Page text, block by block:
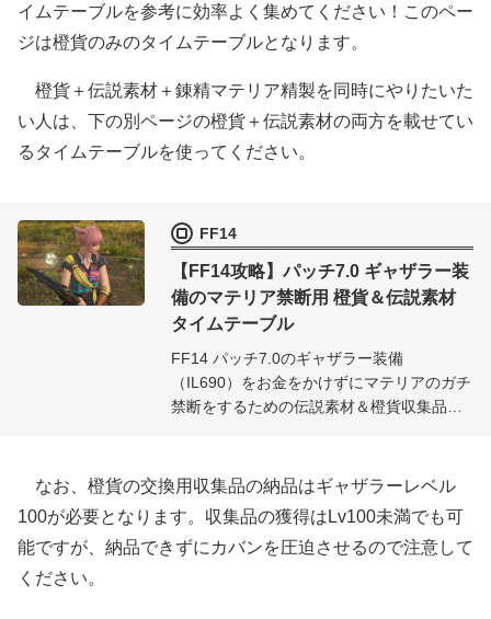
イムテーブルを参考に効率よく集めてください！このペー
ジは橙貨のみのタイムテーブルとなります。
橙貨＋伝説素材＋錬精マテリア精製を同時にやりたいた
い人は、下の別ページの橙貨＋伝説素材の両方を載せてい
るタイムテーブルを使ってください。
FF14
【FF14攻略】パッチ7.0 ギャザラー装
備のマテリア禁断用 橙貨＆伝説素材
タイムテーブル
FF14 パッチ7.0のギャザラー装備
（IL690）をお金をかけずにマテリアのガチ
禁断をするための伝説素材＆橙貨収集品の
リジャ用の橙貨も獲得できるので、気合さ
す。
なお、橙貨の交換用収集品の納品はギャザラーレベル
100が必要となります。収集品の獲得はLv100未満でも可
能ですが、納品できずにカバンを圧迫させるので注意して
ください。